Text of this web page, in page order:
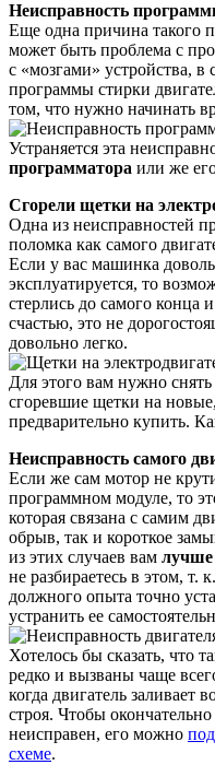
Неисправность
Еще одна причина такого
может быть проблема с
с «мозгами» устройства, в
программы стирки
том, что нужно начинать
Устраняется эта
программатора или же
Сгорели щетки на
Одна из неисправностей
поломка как самого
Если у вас машинка
эксплуатируется, то
стерлись до самого конца
счастью, это не
довольно легко.
Для этого вам нужно снять
сгоревшие щетки на
предварительно купить.
Неисправность самого
Если же сам мотор не
программном модуле, то
которая связана с самим
обрыв, так и короткое
из этих случаев вам лучше
не разбираетесь в этом, т.
должного опыта точно
устранить ее
Хотелось бы сказать, что
редко и вызваны чаще
когда двигатель заливает
строя. Чтобы
неисправен, его можно
схеме.